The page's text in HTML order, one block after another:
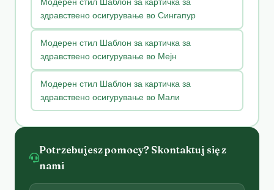
здравствено осигурување во Сингапур
Модерен стил Шаблон за картичка за
здравствено осигурување во Мејн
Модерен стил Шаблон за картичка за
здравствено осигурување во Мали
Potrzebujesz pomocy? Skontaktuj się z
nami